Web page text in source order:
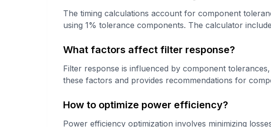
The timing calculations account for component
using 1% tolerance components. The calculator
What factors affect filter response?
Filter response is influenced by component
these factors and provides recommendations for
How to optimize power efficiency?
Power efficiency optimization involves minimizing